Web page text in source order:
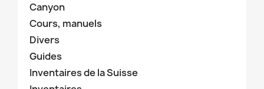
Canyon
Cours, manuels
Divers
Guides
Inventaires de la Suisse